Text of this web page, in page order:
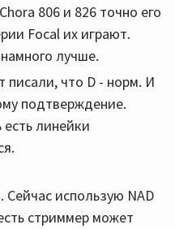
806 и 826 точно его
Focal их играют.
лучше.
писали, что D - норм. И
подтверждение.
линейки
использую NAD
стриммер может